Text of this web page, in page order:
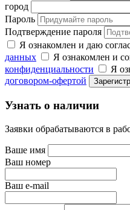
город
Пароль
Подтверждение пароля
Я ознакомлен и даю
данных
Я ознакомлен и
конфиденциальности
Я
договором-офертой
Узнать о наличии
Заявки обрабатываются в
Ваше имя
Ваш номер
Ваш e-mail